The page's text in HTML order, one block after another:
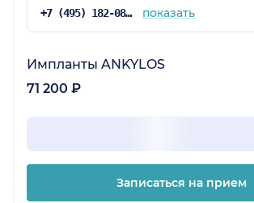
+7 (495) 182-08-75 показать
Импланты ANKYLOS
71 200 ₽
Записаться на прием